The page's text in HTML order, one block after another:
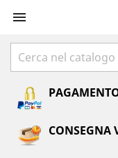

CONSEGNA